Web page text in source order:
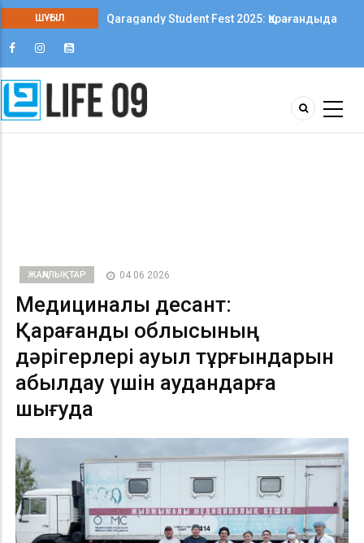
ШҰҒЫЛ
Qaragandy Student Fest 2025: Қарағандыда
ЖАҢАЛЫҚТАР 04 06 2026
Медициналық десант:
Қарағанды облысының
дәрігерлері ауыл тұрғындарын
қабылдау үшін аудандарға
шығуда